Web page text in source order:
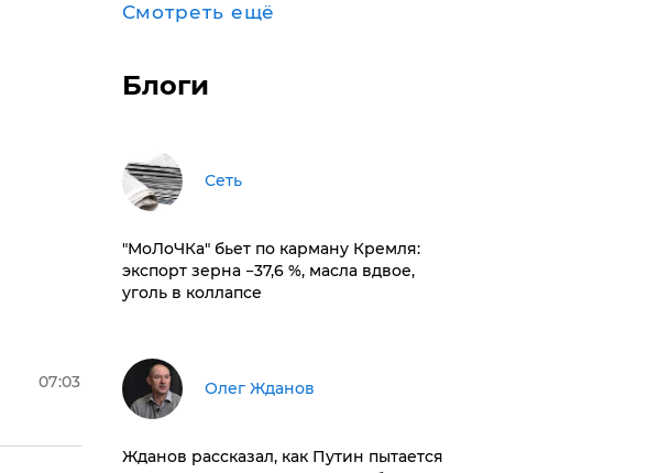
07:03
Смотреть ещё
Блоги
Сеть
​"МоЛоЧКа" бьет по карману Кремля:
экспорт зерна −37,6 %, масла вдвое,
уголь в коллапсе
Олег Жданов
Жданов рассказал, как Путин пытается